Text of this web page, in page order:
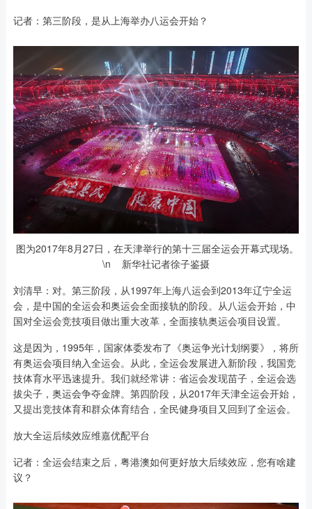
记者：第三阶段，是从上海举办八运会开始？
图为2017年8月27日，在天津举行的第十三届全运会开幕式现场。
\n 新华社记者徐子鉴摄
刘清早：对。第三阶段，从1997年上海八运会到2013年辽宁全运
会，是中国的全运会和奥运会全面接轨的阶段。从八运会开始，中
国对全运会竞技项目做出重大改革，全面接轨奥运会项目设置。
这是因为，1995年，国家体委发布了《奥运争光计划纲要》，将所
有奥运会项目纳入全运会。从此，全运会发展进入新阶段，我国竞
技体育水平迅速提升。我们就经常讲：省运会发现苗子，全运会选
拔尖子，奥运会争夺金牌。第四阶段，从2017年天津全运会开始，
又提出竞技体育和群众体育结合，全民健身项目又回到了全运会。
放大全运后续效应维嘉优配平台
记者：全运会结束之后，粤港澳如何更好放大后续效应，您有啥建
议？